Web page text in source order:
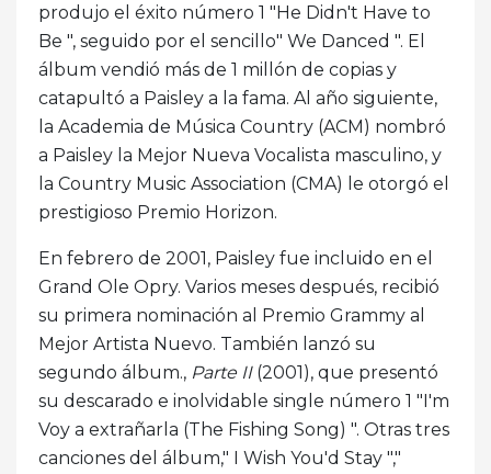
produjo el éxito número 1 "He Didn't Have to
Be ", seguido por el sencillo" We Danced ". El
álbum vendió más de 1 millón de copias y
catapultó a Paisley a la fama. Al año siguiente,
la Academia de Música Country (ACM) nombró
a Paisley la Mejor Nueva Vocalista masculino, y
la Country Music Association (CMA) le otorgó el
prestigioso Premio Horizon.
En febrero de 2001, Paisley fue incluido en el
Grand Ole Opry. Varios meses después, recibió
su primera nominación al Premio Grammy al
Mejor Artista Nuevo. También lanzó su
segundo álbum., Parte II(2001), que presentó
su descarado e inolvidable single número 1 "I'm
Voy a extrañarla (The Fishing Song) ". Otras tres
canciones del álbum," I Wish You'd Stay ","